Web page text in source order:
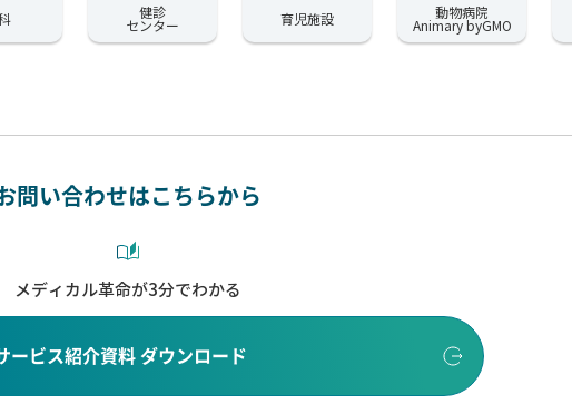
健診
センター 育児施設 動物病院
Animary byGMO
問い合わせはこちらから
メディカル革命が3分でわかる
ービス紹介資料 ダウンロード